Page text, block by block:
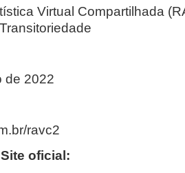
Virtual Compartilhada
de 2022
ravc2
oficial: